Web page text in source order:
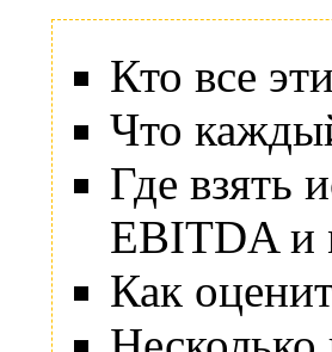
Кто все
Что
Где взять
EBITDA и
Как